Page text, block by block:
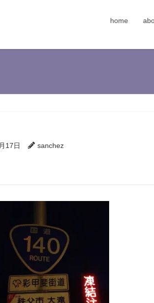
home
17日 sanchez